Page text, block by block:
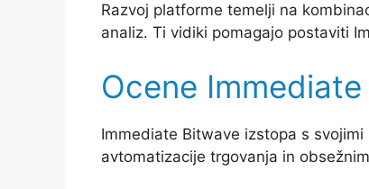
Razvoj platforme temelji na
analiz. Ti vidiki pomagajo postaviti
Ocene
Immediate Bitwave izstopa s
avtomatizacije trgovanja in